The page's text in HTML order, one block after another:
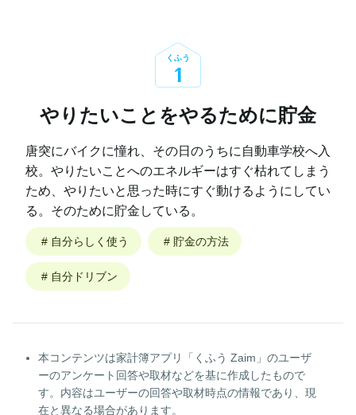
くふう
1
やりたいことをやるために貯金
唐突にバイクに憧れ、その日のうちに自動車学校へ入
校。やりたいことへのエネルギーはすぐ枯れてしまう
ため、やりたいと思った時にすぐ動けるようにしてい
る。そのために貯金している。
# 自分らしく使う # 貯金の方法
# 自分ドリブン
本コンテンツは家計簿アプリ「くふう Zaim」のユーザ
ーのアンケート回答や取材などを基に作成したもので
す。内容はユーザーの回答や取材時点の情報であり、現
在と異なる場合があります。